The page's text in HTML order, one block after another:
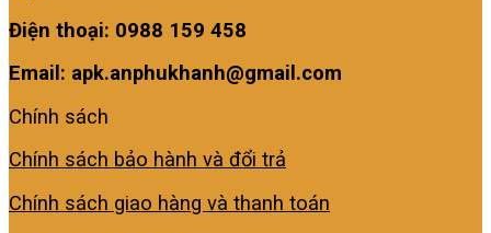
Điện thoại: 0988 159 458
Email: apk.anphukhanh@gmail.com
Chính sách
Chính sách bảo hành và đổi trả
Chính sách giao hàng và thanh toán